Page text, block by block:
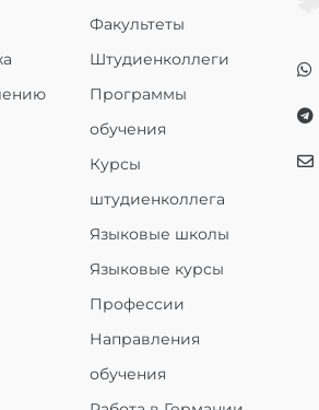
Факультеты
Штудиенколлеги
Программы
обучения
Курсы
штудиенколлега
Языковые школы
Языковые курсы
Профессии
Направления
обучения